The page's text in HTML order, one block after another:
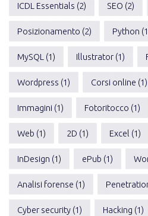
ICDL Essentials (2) SEO (2)
Posizionamento (2) Python
MySQL (1) Illustrator (1)
Wordpress (1) Corsi online (1)
Immagini (1) Fotoritocco (1)
Web (1) 2D (1) Excel (1)
InDesign (1) ePub (1)
Analisi forense (1)
Cyber security (1) Hacking (1)